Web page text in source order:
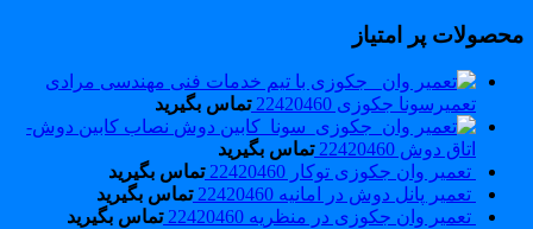
پر امتیاز
تعمیرسونا جکوزی 22420460
تماس بگیرید
نصاب کابین دوش-
اتاق دوش 22420460
تماس بگیرید
تعمیر وان جکوزی توکار 22420460
تماس بگیرید
تعمیر پانل دوش در امانیه 22420460
تماس بگیرید
تعمیر وان جکوزی در منظریه 22420460
تماس بگیرید